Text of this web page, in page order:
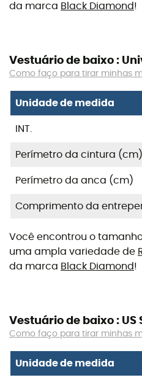
da marca Black Diamond!
Vestuário de baixo :
Como faço para tirar minhas
Unidade de medida
INT.
Perímetro da cintura (cm)
Perímetro da anca (cm)
Comprimento da
Você encontrou o
uma ampla variedade de
da marca Black Diamond!
Vestuário de baixo : US
Como faço para tirar minhas
Unidade de medida